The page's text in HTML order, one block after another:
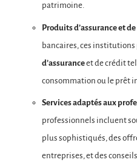
patrimoine.
Produits d’assurance et
bancaires, ces institutions
d’assuranceet de crédit
consommation ou le prêt
Services adaptés aux
professionnels incluent
plus sophistiqués, des
entreprises, et des